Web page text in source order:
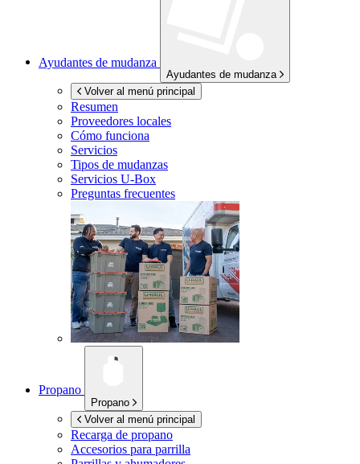
Ayudantes de mudanza
Ayudantes de mudanza
Volver al menú principal
Resumen
Proveedores locales
Cómo funciona
Servicios
Tipos de mudanzas
Servicios U-Box
Preguntas frecuentes
Propano
Propano
Volver al menú principal
Recarga de propano
Accesorios para parrilla